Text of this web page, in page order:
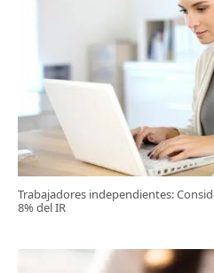
Trabajadores independientes:
8% del IR